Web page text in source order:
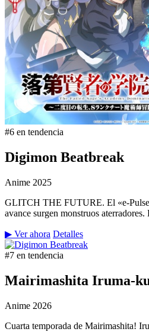
#6 en tendencia
Digimon Beatbreak
Anime 2025
GLITCH THE FUTURE. El «e-
avance surgen monstruos
▶ Ver ahora Detalles
#7 en tendencia
Mairimashita Iruma-
Anime 2026
Cuarta temporada de Mairimashita!